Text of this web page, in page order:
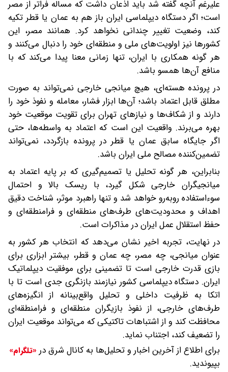
علیرغم آنچه گفته شد باید اذعان داشت که مساله فراتر از مصر
است؛ اگر دستگاه دیپلماسی ایران باز هم به عمان یا قطر تکیه
کند، وضعیت تغییر چندانی نخواهد کرد. همانند مصر، این
کشورها نیز اولویت‌های ملی و منطقه‌ای خود را دنبال می‌کنند و
هر گونه همکاری با ایران، تنها زمانی معنا پیدا می‌کند که با
منافع آن‌ها همسو باشد.
در پرونده هسته‌ای، هیچ میانجی خارجی نمی‌تواند به صورت
مطلق قابل اعتماد باشد؛ آن‌ها ابزار فشار، معامله و نفوذ خود را
دارند و از شکاف‌ها و نیازهای تهران برای تقویت موقعیت خود
بهره می‌برند. واقعیت این است که اعتماد به واسطه‌ها، حتی
اگر جایگاه سابق عمان یا قطر در پرونده بازگردد، نمی‌تواند
تضمین‌کننده مصالح ملی ایران باشد.
بنابراین، هر گونه تحلیل یا تصمیم‌گیری که بر پایه اعتماد به
میانجیگران خارجی شکل گیرد، با ریسک بالا و احتمال
سوءاستفاده روبه‌رو خواهد شد و تنها راهبرد موثر، شناخت دقیق
اهداف و محدودیت‌های طرف‌های منطقه‌ای و فرامنطقه‌ای و
حفظ استقلال عمل ایران در مذاکرات است.
در نهایت، تجربه اخیر نشان می‌دهد که انتخاب هر کشور به
عنوان میانجی، چه مصر، چه عمان و قطر، بیشتر ابزاری برای
بازی قدرت خارجی است تا تضمینی برای موفقیت دیپلماتیک
ایران. دستگاه دیپلماسی کشور نیازمند بازنگری جدی است تا با
اتکا به ظرفیت داخلی و تحلیل واقع‌بینانه از انگیزه‌های
طرف‌های خارجی، از نفوذ بازیگران منطقه‌ای و فرامنطقه‌ای
محافظت کند و از اشتباهات تاکتیکی که می‌تواند موقعیت ایران
را تضعیف کند، اجتناب نماید.
برای اطلاع از آخرین اخبار و تحلیل‌ها به کانال شرق در «تلگرام»
بپیوندید.